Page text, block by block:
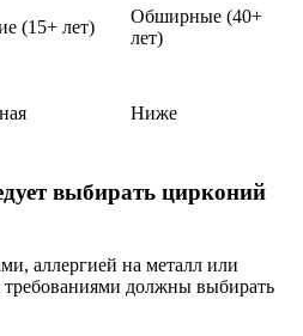
(15+ лет)
Обширные (40+
лет)
Ниже
выбирать цирконий
аллергией на металл или
должны выбирать